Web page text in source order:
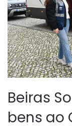
Beiras
bens ao